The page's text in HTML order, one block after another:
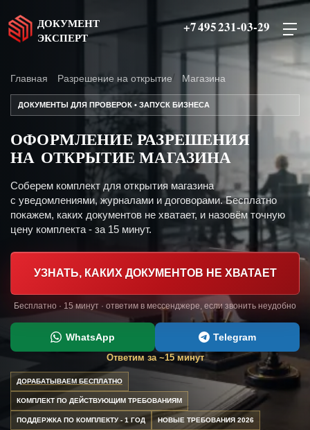
ДОКУМЕНТ
ЭКСПЕРТ
+7 495 231-03-29
Главная Разрешение на открытие Магазина
ДОКУМЕНТЫ ДЛЯ ПРОВЕРОК • ЗАПУСК БИЗНЕСА
ОФОРМЛЕНИЕ РАЗРЕШЕНИЯ
НА ОТКРЫТИЕ МАГАЗИНА
Соберем комплект для открытия магазина
с уведомлениями, журналами и договорами. Бесплатно
покажем, каких документов не хватает, и назовём точную
цену комплекта - за 15 минут.
УЗНАТЬ, КАКИХ ДОКУМЕНТОВ НЕ ХВАТАЕТ
Бесплатно · 15 минут · ответим в мессенджере, если звонить неудобно
WhatsApp Telegram
Ответим за ~15 минут
ДОРАБАТЫВАЕМ БЕСПЛАТНО
КОМПЛЕКТ ПО ДЕЙСТВУЮЩИМ ТРЕБОВАНИЯМ
ПОДДЕРЖКА ПО КОМПЛЕКТУ - 1 ГОД НОВЫЕ ТРЕБОВАНИЯ 2026